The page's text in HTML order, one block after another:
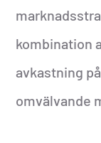
kombination
avkastning
omvälvande